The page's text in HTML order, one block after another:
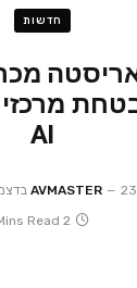
חדשות
מרכזי
AI
23 בדצמבר 2025
2 Mins Read